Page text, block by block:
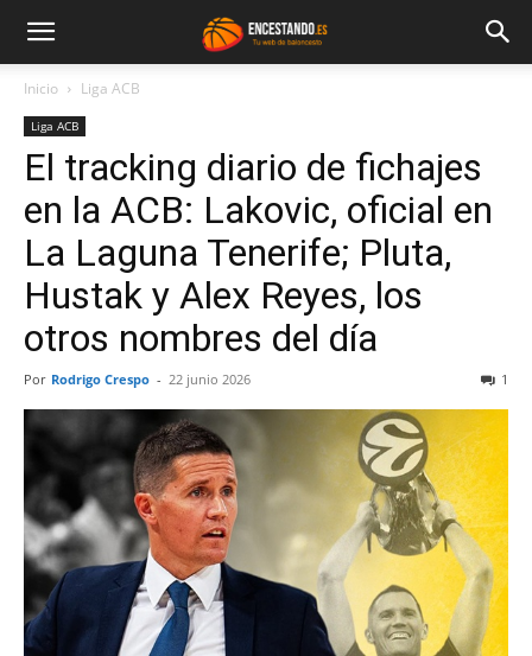
Inicio Liga ACB
Liga ACB
El tracking diario de fichajes
en la ACB: Lakovic, oficial en
La Laguna Tenerife; Pluta,
Hustak y Alex Reyes, los
otros nombres del día
Por Rodrigo Crespo - 22 junio 2026 1